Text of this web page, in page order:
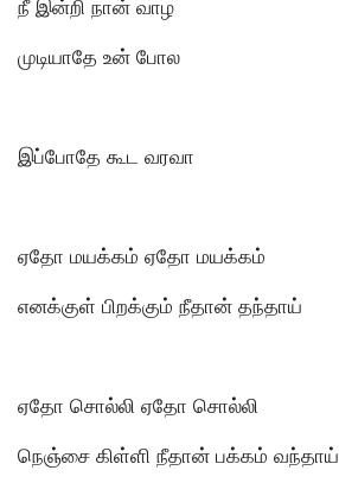
நீ இன்றி நான் வாழ
முடியாதே உன் போல
இப்போதே கூட வரவா
ஏதோ மயக்கம் ஏதோ மயக்கம்
எனக்குள் பிறக்கும் நீதான் தந்தாய்
ஏதோ சொல்லி ஏதோ சொல்லி
நெஞ்சை கிள்ளி நீதான் பக்கம் வந்தாய்